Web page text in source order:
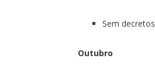
Sem decretos
Outubro